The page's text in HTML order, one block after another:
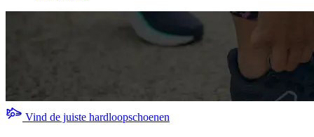
Vind de juiste hardloopschoenen